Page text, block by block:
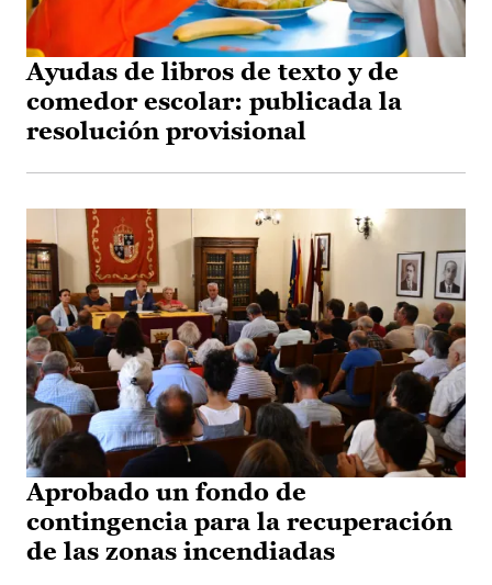
Ayudas de libros de texto y de
comedor escolar: publicada la
resolución provisional
Aprobado un fondo de
contingencia para la recuperación
de las zonas incendiadas